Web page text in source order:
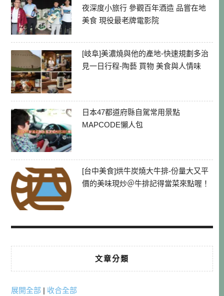
夜深度小旅行 參觀百年酒造 品嘗在地
美食 現役最老牌電影院
[岐阜]美濃燒與他的產地-快速規劃多治
見一日行程-陶藝 買物 美食與人情味
日本47都道府縣自駕常用景點
MAPCODE懶人包
[台中美食]烘牛炭燒大牛排-份量大又平
價的美味現炒＠牛排記得當菜來點喔！
文章分類
展開全部 | 收合全部